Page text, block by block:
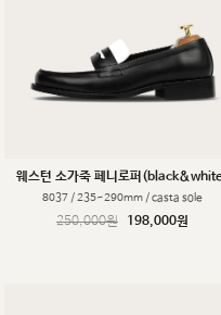
웨스턴 소가죽 페니로퍼
8037 / 235~290mm / casta sole
250,000원 198,000원